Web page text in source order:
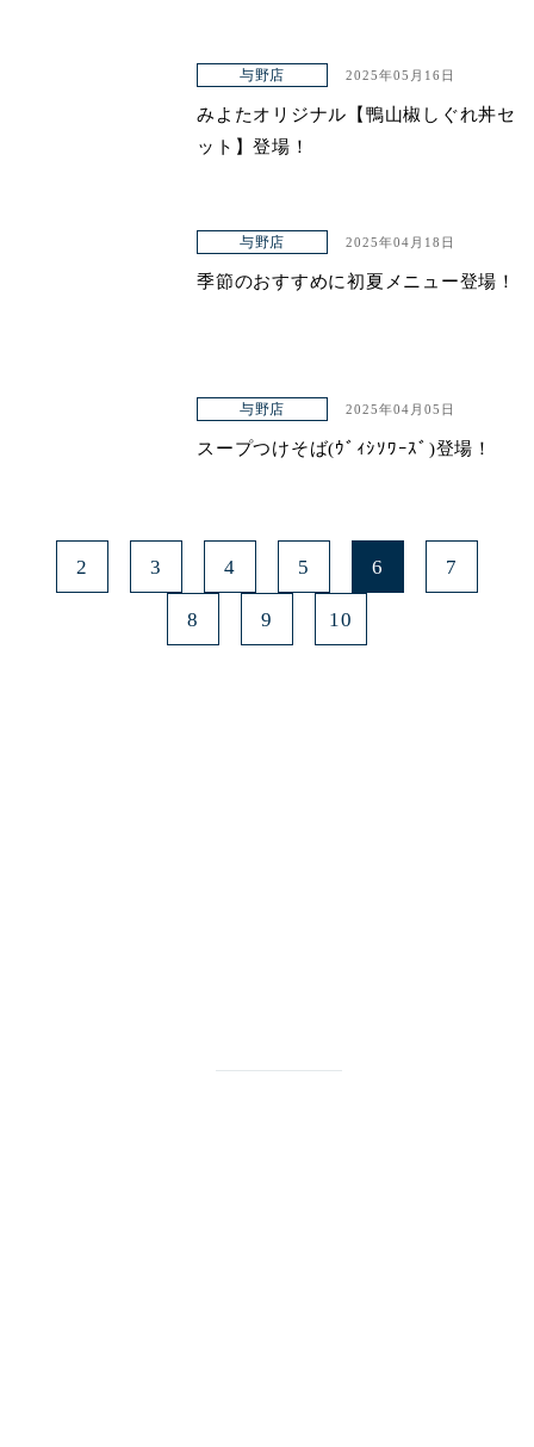
与野店 2025年05月16日
みよたオリジナル【鴨山椒しぐれ丼セ
ット】登場！
与野店 2025年04月18日
季節のおすすめに初夏メニュー登場！
与野店 2025年04月05日
スープつけそば(ｳﾞｨｼｿﾜｰｽﾞ)登場！
2 3 4 5 6 7
8 9 10